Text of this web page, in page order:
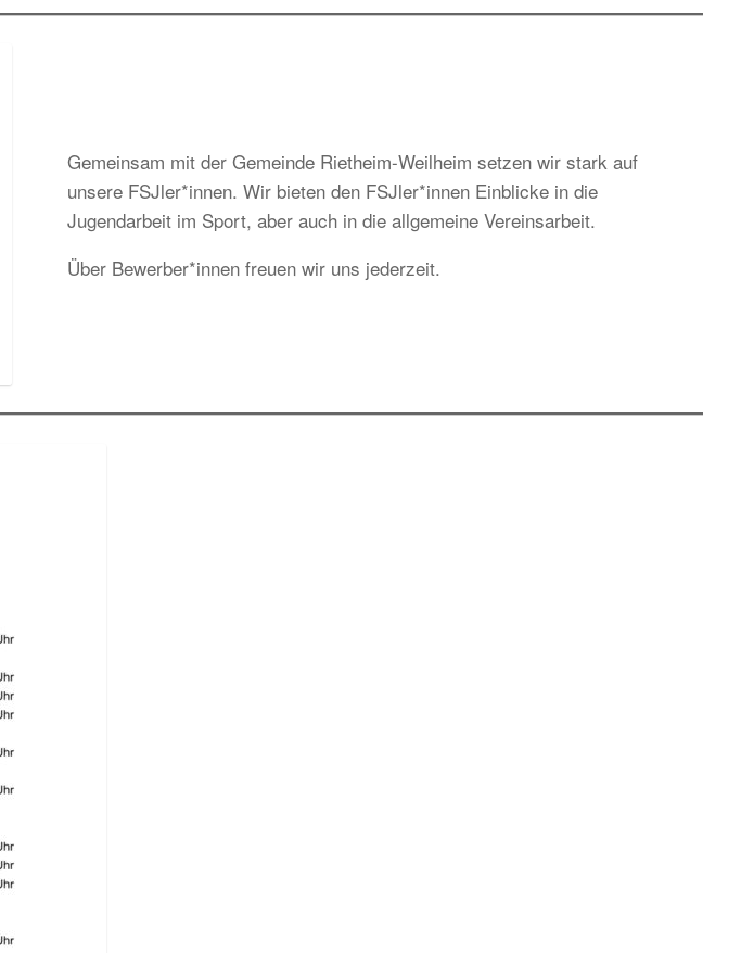
Gemeinsam mit der Gemeinde Rietheim-Weilheim setzen wir stark auf
unsere FSJler*innen. Wir bieten den FSJler*innen Einblicke in die
Jugendarbeit im Sport, aber auch in die allgemeine Vereinsarbeit.
Über Bewerber*innen freuen wir uns jederzeit.